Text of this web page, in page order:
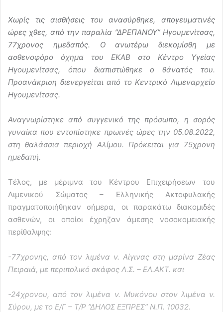
Χωρίς τις αισθήσεις του ανασύρθηκε, απογευματινές
ώρες χθες, από την παραλία ”ΔΡΕΠΑΝΟΥ” Ηγουμενίτσας,
77χρονος ημεδαπός. Ο ανωτέρω διεκομίσθη με
ασθενοφόρο όχημα του ΕΚΑΒ στο Κέντρο Υγείας
Ηγουμενίτσας, όπου διαπιστώθηκε ο θάνατός του.
Προανάκριση διενεργείται από το Κεντρικό Λιμεναρχείο
Ηγουμενίτσας.
Αναγνωρίστηκε από συγγενικό της πρόσωπο, η σορός
γυναίκα που εντοπίστηκε πρωινές ώρες την 05.08.2022,
στη θαλάσσια περιοχή Αλίμου. Πρόκειται για 75χρονη
ημεδαπή.
Τέλος, με μέριμνα του Κέντρου Επιχειρήσεων του
Λιμενικού Σώματος – Ελληνικής Ακτοφυλακής
πραγματοποιήθηκαν σήμερα, οι παρακάτω διακομιδές
ασθενών, οι οποίοι έχρηζαν άμεσης νοσοκομειακής
περίθαλψης:
-77χρονης, από τον λιμένα ν. Αίγινας στη μαρίνα Ζέας
Πειραιά, με περιπολικό σκάφος Λ.Σ. – ΕΛ.ΑΚΤ. και
-24χρονου, από τον λιμένα ν. Μυκόνου στον λιμένα ν.
Σύρου, με το Ε/Γ – Τ/Ρ ”ΔΗΛΟΣ ΕΞΠΡΕΣ” Ν.Π. 10032.